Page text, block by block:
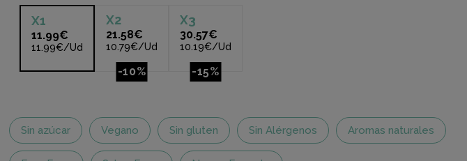
X1
11.99€
11.99€/Ud
X2
21.58€
10.79€/Ud
-10%
X3
30.57€
10.19€/Ud
-15%
Sin azúcar Vegano Sin gluten Sin Alérgenos Aromas naturales